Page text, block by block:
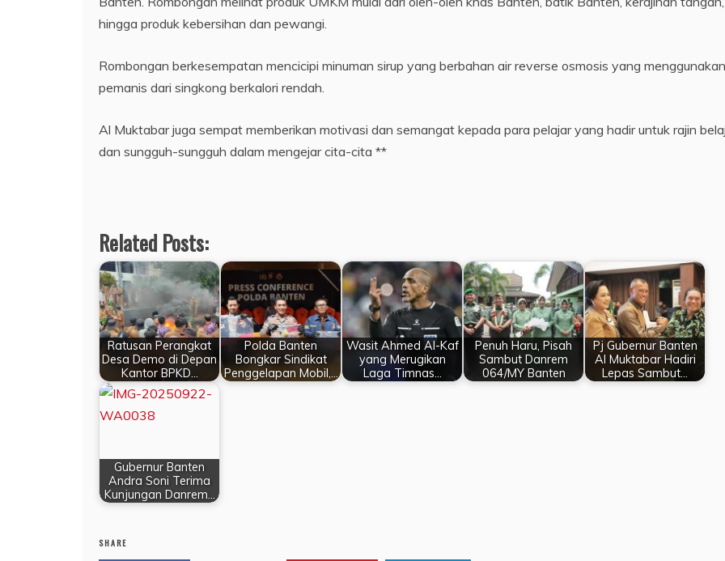
hingga produk kebersihan dan pewangi.
Rombongan berkesempatan mencicipi minuman sirup yang berbahan air reverse osmosis yang menggunakan
pemanis dari singkong berkalori rendah.
Al Muktabar juga sempat memberikan motivasi dan semangat kepada para pelajar yang hadir untuk rajin
dan sungguh-sungguh dalam mengejar cita-cita **
Related Posts:
Ratusan Perangkat
Desa Demo di Depan
Kantor BPKD…
Polda Banten
Bongkar Sindikat
Penggelapan Mobil,…
Wasit Ahmed Al-Kaf
yang Merugikan
Laga Timnas…
Penuh Haru, Pisah
Sambut Danrem
064/MY Banten
Pj Gubernur Banten
Al Muktabar Hadiri
Lepas Sambut…
Gubernur Banten
Andra Soni Terima
Kunjungan Danrem…
SHARE